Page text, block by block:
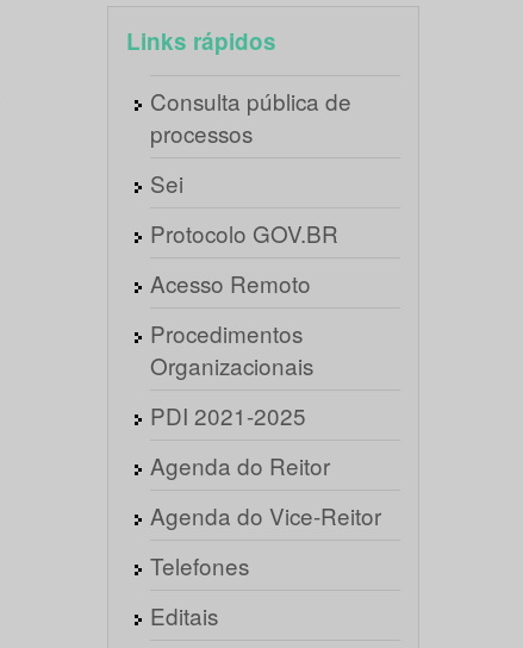
Links rápidos
Consulta pública de
processos
Sei
Protocolo GOV.BR
Acesso Remoto
Procedimentos
Organizacionais
PDI 2021-2025
Agenda do Reitor
Agenda do Vice-Reitor
Telefones
Editais